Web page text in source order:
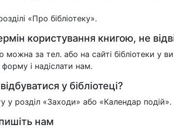
«Про бібліотеку».
користування книгою, не
за тел. або на сайті бібліотеки у
і надіслати нам.
у бібліотеці?
у розділ «Заходи» або «Календар подій».
нам